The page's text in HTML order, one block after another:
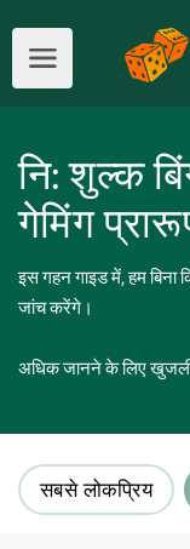
नि: शुल्क
गेमिंग
इस गहन गाइड में, हम
जांच करेंगे।
अधिक जानने के लिए
सबसे लोकप्रिय